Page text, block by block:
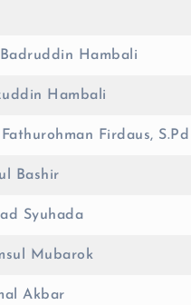
Hambali
Hambali
Firdaus, S.Pd
Bashir
Syuhada
Mubarok
Akbar